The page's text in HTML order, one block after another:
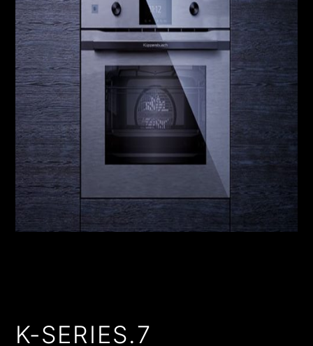
K-SERIES.7